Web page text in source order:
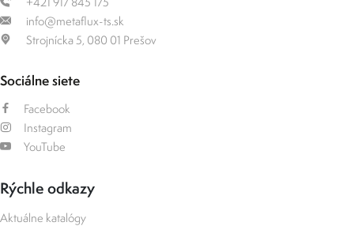
info@metaflux-ts.sk
Strojnícka 5, 080 01 Prešov
Sociálne siete
Facebook
Instagram
YouTube
Rýchle odkazy
Aktuálne katalógy